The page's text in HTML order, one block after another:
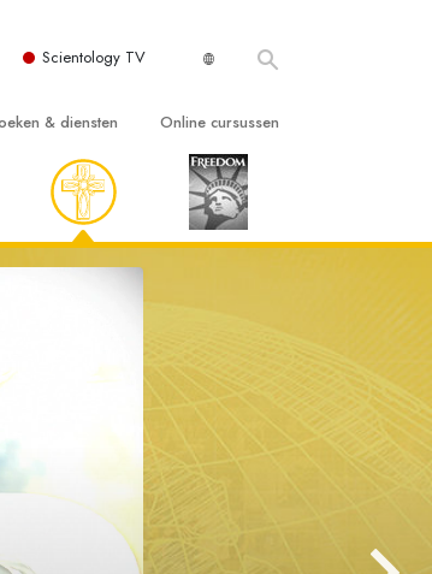
Scientology TV
& diensten Online cursussen
Hoe men Conflicten moet Oplossen
De Drijfveren van het Bestaan
De Componenten van Begrip
Assisten voor Ziektes en Verwondingen
Integriteit en Eerlijkheid
De Toonschaal van Emoties